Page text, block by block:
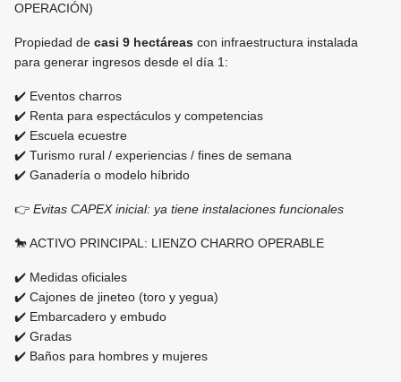
OPERACIÓN)
Propiedad de casi 9 hectáreas con infraestructura instalada
para generar ingresos desde el día 1:
✔️ Eventos charros
✔️ Renta para espectáculos y competencias
✔️ Escuela ecuestre
✔️ Turismo rural / experiencias / fines de semana
✔️ Ganadería o modelo híbrido
👉 Evitas CAPEX inicial: ya tiene instalaciones funcionales
🐎 ACTIVO PRINCIPAL: LIENZO CHARRO OPERABLE
✔️ Medidas oficiales
✔️ Cajones de jineteo (toro y yegua)
✔️ Embarcadero y embudo
✔️ Gradas
✔️ Baños para hombres y mujeres